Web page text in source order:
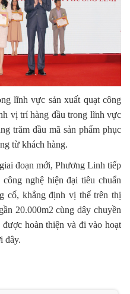
lĩnh vực sản xuất quạt công
vị trí hàng đầu trong lĩnh vực
trăm đầu mã sản phẩm phục
từ khách hàng.
đoạn mới, Phương Linh tiếp
nghệ hiện đại tiêu chuẩn
cố, khẳng định vị thế trên thị
20.000m2 cùng dây chuyền
hoàn thiện và đi vào hoạt
đây.